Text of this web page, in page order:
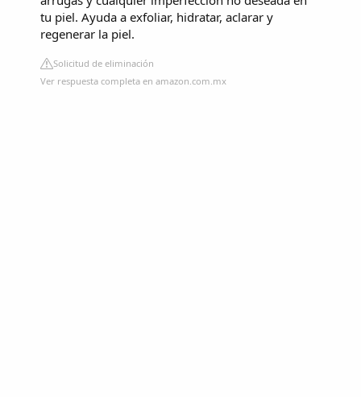
tu piel. Ayuda a exfoliar, hidratar, aclarar y
regenerar la piel.
Solicitud de eliminación
Ver respuesta completa en amazon.com.mx